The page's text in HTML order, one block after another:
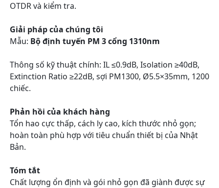
OTDR và kiểm tra.
Giải pháp của chúng tôi
Mẫu: Bộ định tuyến PM 3 cổng 1310nm
Thông số kỹ thuật chính: IL ≤0.9dB, Isolation ≥40dB,
Extinction Ratio ≥22dB, sợi PM1300, Ø5.5×35mm, 1200
chiếc.
Phản hồi của khách hàng
Tổn hao cực thấp, cách ly cao, kích thước nhỏ gọn;
hoàn toàn phù hợp với tiêu chuẩn thiết bị của Nhật
Bản.
Tóm tắt
Chất lượng ổn định và gói nhỏ gọn đã giành được sự